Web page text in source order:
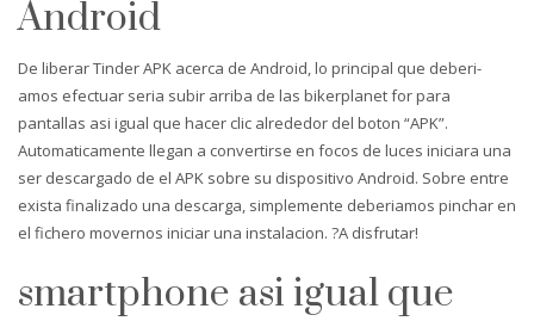
Android
De liberar Tinder APK acerca de Android, lo principal que deberi­
amos efectuar seri­a subir arriba de las bikerplanet for para
pantallas asi­ igual que hacer clic alrededor del boton “APK”.
Automaticamente llegan a convertirse en focos de luces iniciara una
ser descargado de el APK sobre su dispositivo Android. Sobre entre
exista finalizado una descarga, simplemente deberi­amos pinchar en
el fichero movernos iniciar una instalacion. ?A disfrutar!
smartphone asi­ igual que